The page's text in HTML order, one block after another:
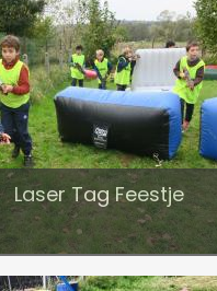
Laser Tag Feestje